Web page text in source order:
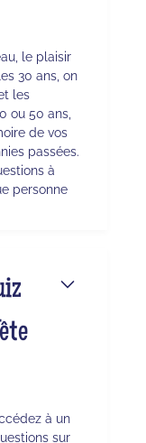
le plaisir
30 ans, on
les
ou 50 ans,
de vos
passées.
à
personne
à un
sur